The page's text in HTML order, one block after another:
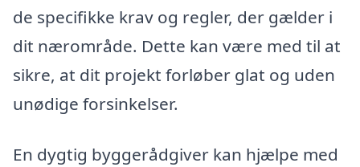
de specifikke krav og regler, der gælder i
dit nærområde. Dette kan være med til at
sikre, at dit projekt forløber glat og uden
unødige forsinkelser.
En dygtig byggerådgiver kan hjælpe med